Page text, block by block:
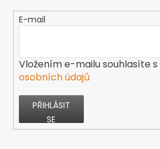
E-mail
Vložením e-mailu souhlasíte s
osobních údajů
PŘIHLÁSIT
SE